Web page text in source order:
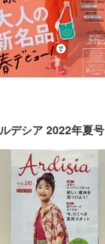
デシア 2022年夏号